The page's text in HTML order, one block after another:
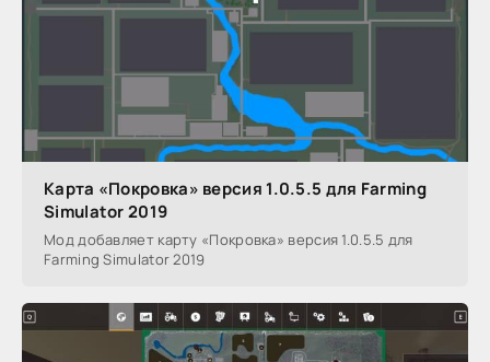
Карта «Покровка» версия 1.0.5.5 для Farming
Simulator 2019
Мод добавляет карту «Покровка» версия 1.0.5.5 для
Farming Simulator 2019